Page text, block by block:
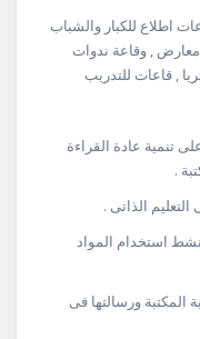
اطلاع للكبار والشباب
معارض , وقاعة ندوات
, قاعات للتدريب
تنمية عادة القراءة
.
الذاتى .
استخدام المواد
المكتبة ورسالتها فى